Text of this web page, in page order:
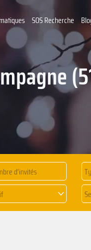
SOS Recherche